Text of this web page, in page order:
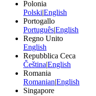
Polonia
Polski|English
Portogallo
Português|English
Regno Unito
English
Repubblica Ceca
Čeština|English
Romania
Romanian|English
Singapore